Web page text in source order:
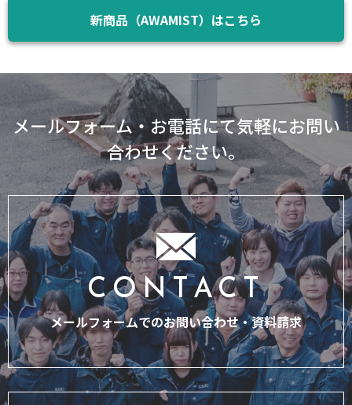
新商品（AWAMIST）はこちら
メールフォーム・お電話にて気軽にお問い
合わせください。
CONTACT
メールフォームでのお問い合わせ・資料請求